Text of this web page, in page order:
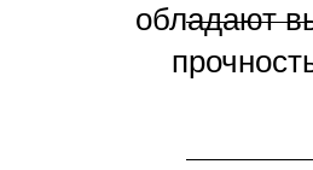
обладают